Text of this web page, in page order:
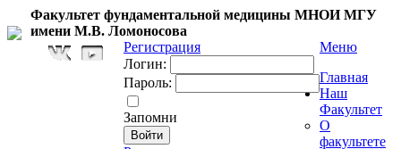
Факультет фундаментальной медицины МНОИ МГУ
имени М.В. Ломоносова
Регистрация
Логин:
Пароль:
Запомни
Меню
Главная
Наш
Факультет
О
факультете